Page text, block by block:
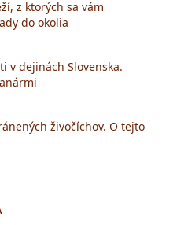
z ktorých sa vám
do okolia
v dejinách Slovenska.
živočíchov. O tejto